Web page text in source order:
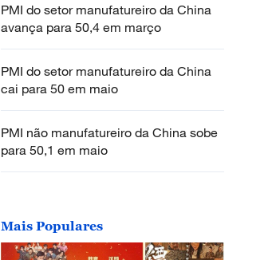
PMI do setor manufatureiro da China
avança para 50,4 em março
PMI do setor manufatureiro da China
cai para 50 em maio
PMI não manufatureiro da China sobe
para 50,1 em maio
Mais Populares